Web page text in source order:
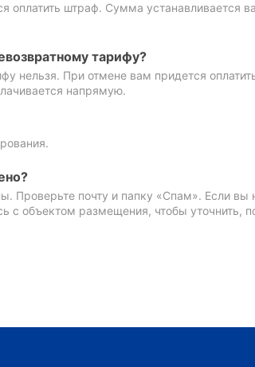
оплатить штраф. Сумма устанавливается
тарифу?
нельзя. При отмене вам придется
напрямую.
Проверьте почту и папку «Спам». Если вы
с объектом размещения, чтобы уточнить,